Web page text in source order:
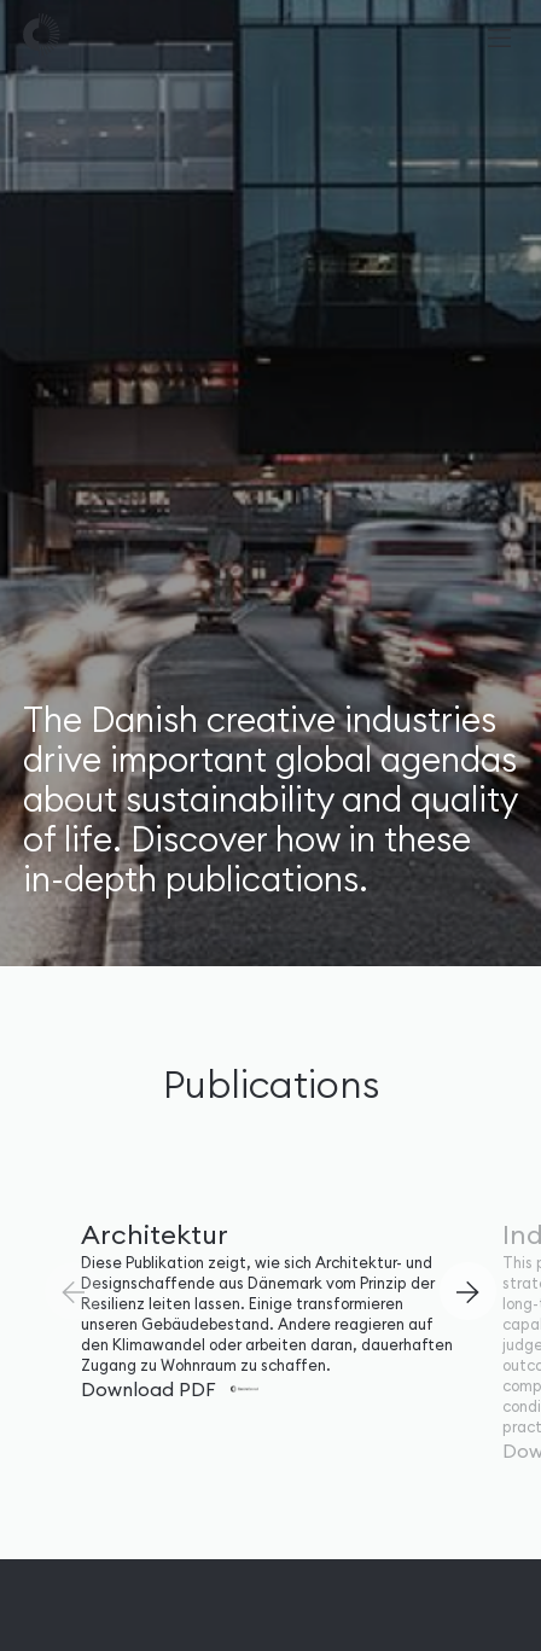
The Danish creative industries
drive important global agendas
about sustainability and quality
of life. Discover how in these
in-depth publications.
Publications
Architektur
Diese Publikation zeigt, wie sich Architektur- und
Designschaffende aus Dänemark vom Prinzip der
Resilienz leiten lassen. Einige transformieren
unseren Gebäudebestand. Andere reagieren auf
den Klimawandel oder arbeiten daran, dauerhaften
Zugang zu Wohnraum zu schaffen.
Download PDF
This